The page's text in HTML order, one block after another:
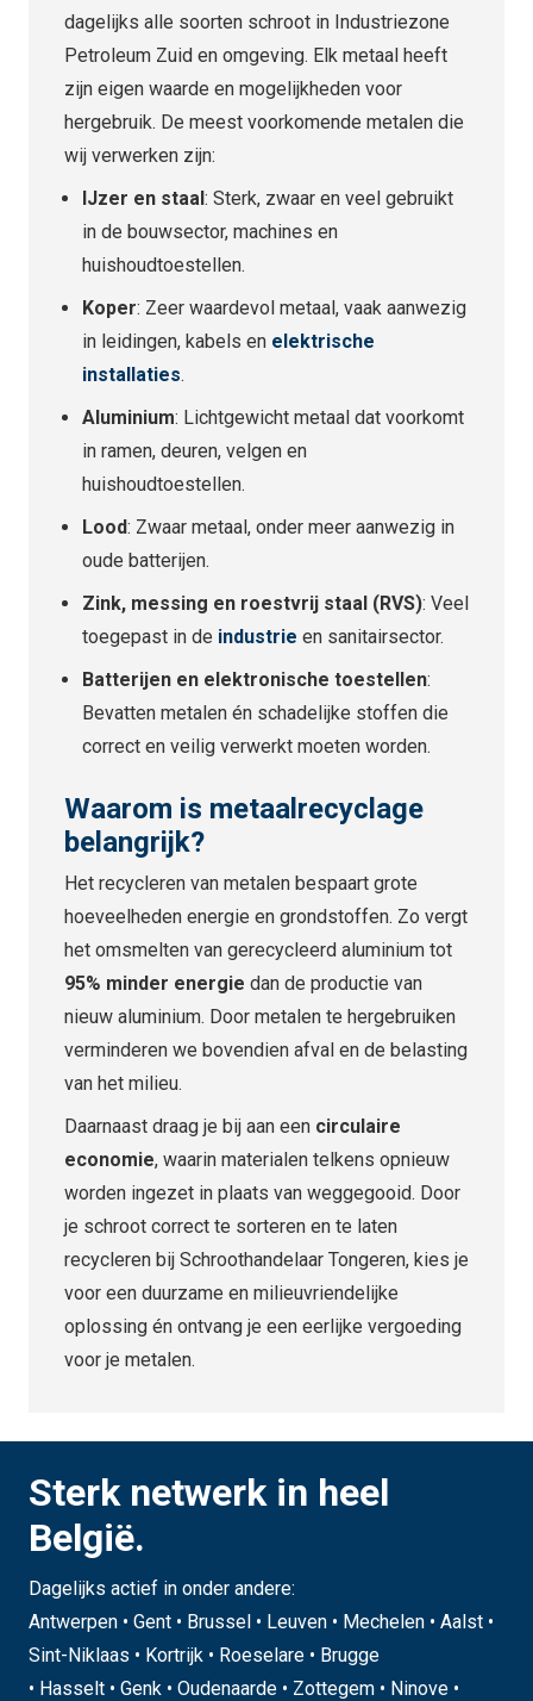
dagelijks alle soorten schroot in Industriezone
Petroleum Zuid en omgeving. Elk metaal heeft
zijn eigen waarde en mogelijkheden voor
hergebruik. De meest voorkomende metalen die
wij verwerken zijn:
IJzer en staal: Sterk, zwaar en veel gebruikt
in de bouwsector, machines en
huishoudtoestellen.
Koper: Zeer waardevol metaal, vaak aanwezig
in leidingen, kabels en elektrische
installaties.
Aluminium: Lichtgewicht metaal dat voorkomt
in ramen, deuren, velgen en
huishoudtoestellen.
Lood: Zwaar metaal, onder meer aanwezig in
oude batterijen.
Zink, messing en roestvrij staal (RVS): Veel
toegepast in de industrie en sanitairsector.
Batterijen en elektronische toestellen:
Bevatten metalen én schadelijke stoffen die
correct en veilig verwerkt moeten worden.
Waarom is metaalrecyclage
belangrijk?
Het recycleren van metalen bespaart grote
hoeveelheden energie en grondstoffen. Zo vergt
het omsmelten van gerecycleerd aluminium tot
95% minder energie dan de productie van
nieuw aluminium. Door metalen te hergebruiken
verminderen we bovendien afval en de belasting
van het milieu.
Daarnaast draag je bij aan een circulaire
economie, waarin materialen telkens opnieuw
worden ingezet in plaats van weggegooid. Door
je schroot correct te sorteren en te laten
recycleren bij Schroothandelaar Tongeren, kies je
voor een duurzame en milieuvriendelijke
oplossing én ontvang je een eerlijke vergoeding
voor je metalen.
Sterk netwerk in heel
België.
Dagelijks actief in onder andere:
Antwerpen • Gent • Brussel • Leuven • Mechelen • Aalst •
Sint-Niklaas • Kortrijk • Roeselare • Brugge
• Hasselt • Genk • Oudenaarde • Zottegem • Ninove •